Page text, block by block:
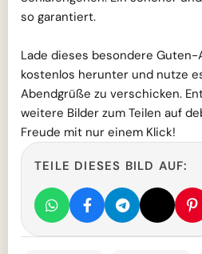
so garantiert.
Lade dieses besondere
kostenlos herunter und nutze
Abendgrüße zu verschicken.
weitere Bilder zum Teilen auf
Freude mit nur einem Klick!
TEILE DIESES BILD AUF: